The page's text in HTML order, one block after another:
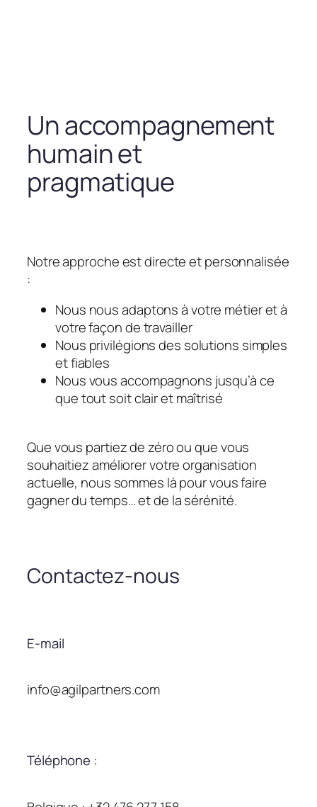
Un accompagnement
humain et
pragmatique
Notre approche est directe et personnalisée
:
Nous nous adaptons à votre métier et à
votre façon de travailler
Nous privilégions des solutions simples
et fiables
Nous vous accompagnons jusqu’à ce
que tout soit clair et maîtrisé
Que vous partiez de zéro ou que vous
souhaitiez améliorer votre organisation
actuelle, nous sommes là pour vous faire
gagner du temps… et de la sérénité.
Contactez-nous
E-mail
info@agilpartners.com
Téléphone :